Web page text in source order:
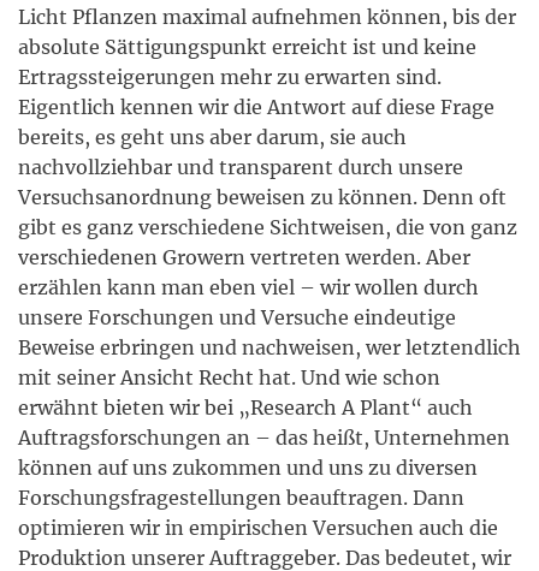
Licht Pflanzen maximal aufnehmen können, bis der
absolute Sättigungspunkt erreicht ist und keine
Ertragssteigerungen mehr zu erwarten sind.
Eigentlich kennen wir die Antwort auf diese Frage
bereits, es geht uns aber darum, sie auch
nachvollziehbar und transparent durch unsere
Versuchsanordnung beweisen zu können. Denn oft
gibt es ganz verschiedene Sichtweisen, die von ganz
verschiedenen Growern vertreten werden. Aber
erzählen kann man eben viel – wir wollen durch
unsere Forschungen und Versuche eindeutige
Beweise erbringen und nachweisen, wer letztendlich
mit seiner Ansicht Recht hat. Und wie schon
erwähnt bieten wir bei „Research A Plant“ auch
Auftragsforschungen an – das heißt, Unternehmen
können auf uns zukommen und uns zu diversen
Forschungsfragestellungen beauftragen. Dann
optimieren wir in empirischen Versuchen auch die
Produktion unserer Auftraggeber. Das bedeutet, wir